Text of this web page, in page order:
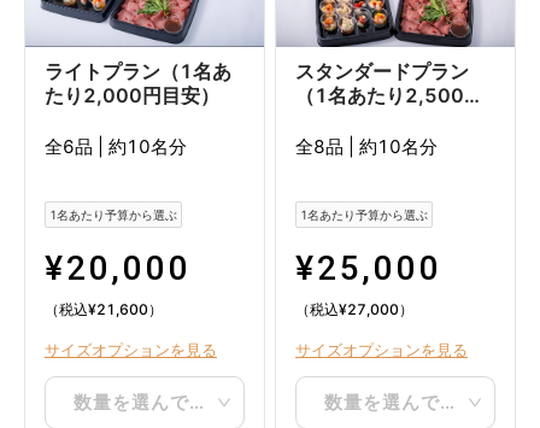
ライトプラン（1名あ
たり2,000円目安）
全6品 約10名分
1名あたり予算から選ぶ
¥20,000
（税込¥21,600）
サイズオプションを見る
数量を選んでください
スタンダードプラン
（1名あたり2,500円
全8品 約10名分
1名あたり予算から選ぶ
¥25,000
（税込¥27,000）
サイズオプションを見る
数量を選んでください